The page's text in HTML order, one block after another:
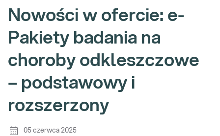
Nowości w ofercie: e-
Pakiety badania na
choroby odkleszczowe
– podstawowy i
rozszerzony
05 czerwca 2025